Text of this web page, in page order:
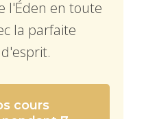
l'Éden en toute
la parfaite
cours